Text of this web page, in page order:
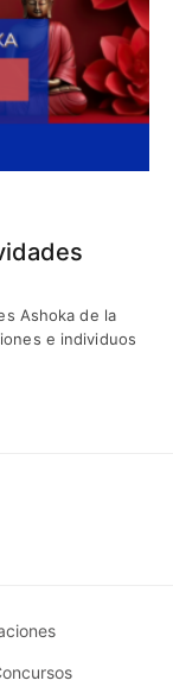
Ashoka de la
e individuos